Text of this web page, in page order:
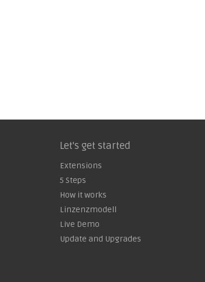
Let's get started
Extensions
5 Steps
How it works
Linzenzmodell
Live Demo
Update and Upgrades